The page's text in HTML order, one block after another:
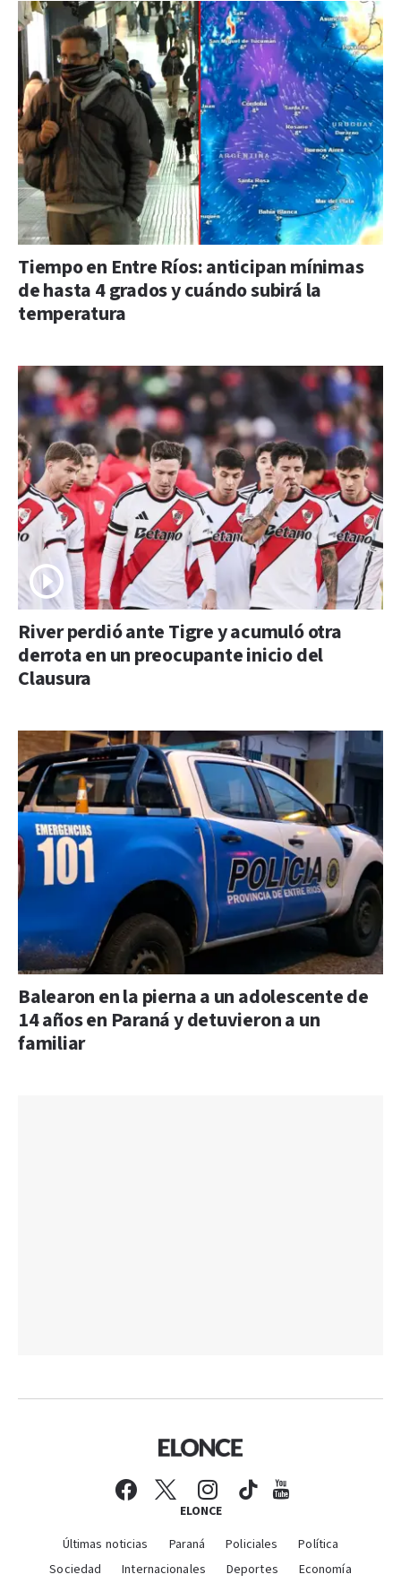
Tiempo en Entre Ríos: anticipan mínimas
de hasta 4 grados y cuándo subirá la
temperatura
River perdió ante Tigre y acumuló otra
derrota en un preocupante inicio del
Clausura
Balearon en la pierna a un adolescente de
14 años en Paraná y detuvieron a un
familiar
ELONCE
Últimas noticias Paraná Policiales
Política
Sociedad
Internacionales Deportes Economía